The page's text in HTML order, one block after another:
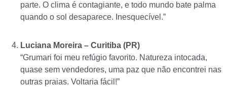
parte. O clima é contagiante, e todo mundo bate palma
quando o sol desaparece. Inesquecível.”
Luciana Moreira – Curitiba (PR)
“Grumari foi meu refúgio favorito. Natureza intocada,
quase sem vendedores, uma paz que não encontrei nas
outras praias. Voltaria fácil!”